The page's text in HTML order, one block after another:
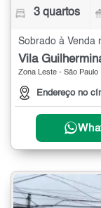
3 quartos
Sobrado à Venda
Vila
Zona Leste - São Paulo
Endereço no